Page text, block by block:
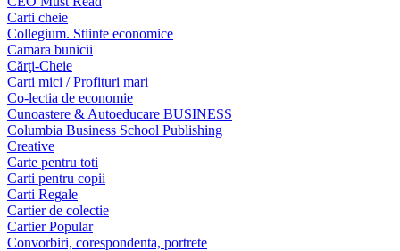
Carti cheie
Collegium. Stiinte economice
Camara bunicii
Cărţi-Cheie
Carti mici / Profituri mari
Co-lectia de economie
Cunoastere & Autoeducare BUSINESS
Columbia Business School Publishing
Creative
Carte pentru toti
Carti pentru copii
Carti Regale
Cartier de colectie
Cartier Popular
Convorbiri, corespondenta, portrete